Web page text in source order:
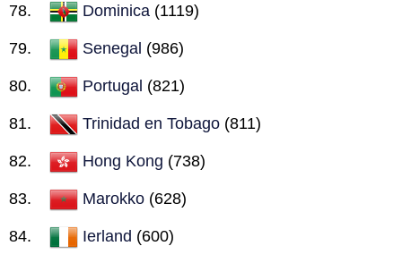
Dominica (1119)
Senegal (986)
Portugal (821)
Trinidad en Tobago (811)
Hong Kong (738)
Marokko (628)
Ierland (600)